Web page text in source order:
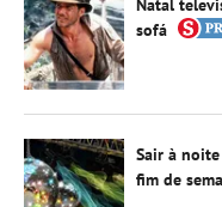
sofá
Sair à
fim de